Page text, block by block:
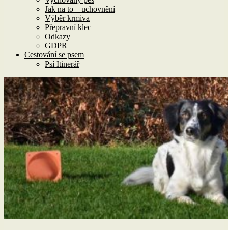
Jak na to – uchovnění
Výběr krmiva
Přepravní klec
Odkazy
GDPR
Cestování se psem
Psí Itinerář